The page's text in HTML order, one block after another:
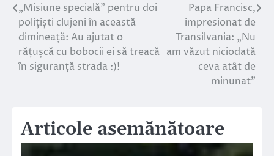
Navigare
în
articole
„Misiune specială” pentru doi
polițiști clujeni în această
dimineață: Au ajutat o
rățușcă cu bobocii ei să treacă
în siguranță strada :)!
Papa Francisc,
impresionat de
Transilvania: „Nu
am văzut niciodată
ceva atât de
minunat”
Articole asemănătoare